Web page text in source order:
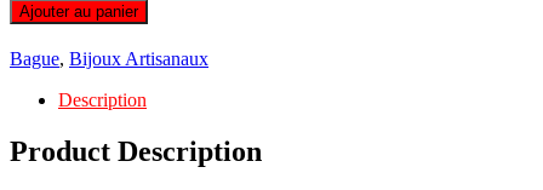
Ajouter au panier
Bague, Bijoux Artisanaux
Description
Product Description